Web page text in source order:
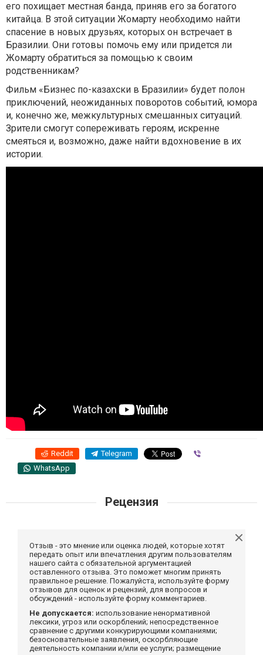
его похищает местная банда, приняв его за богатого
китайца. В этой ситуации Жомарту необходимо найти
спасение в новых друзьях, которых он встречает в
Бразилии. Они готовы помочь ему или придется ли
Жомарту обратиться за помощью к своим
родственникам?
Фильм «Бизнес по-казахски в Бразилии» будет полон
приключений, неожиданных поворотов событий, юмора
и, конечно же, межкультурных смешанных ситуаций.
Зрители смогут сопереживать героям, искренне
смеяться и, возможно, даже найти вдохновение в их
истории.
Reddit Telegram
WhatsApp
Рецензия
Отзыв - это мнение или оценка людей, которые хотят
передать опыт или впечатления другим пользователям
нашего сайта с обязательной аргументацией
оставленного отзыва. Это поможет многим принять
правильное решение. Пожалуйста, используйте форму
отзывов для оценок и рецензий, для вопросов и
обсуждений - используйте форму комментариев.
Не допускается: использование ненормативной
лексики, угроз или оскорблений; непосредственное
сравнение с другими конкурирующими компаниями;
безосновательные заявления, оскорбляющие
деятельность компании и/или ее услуги; размещение